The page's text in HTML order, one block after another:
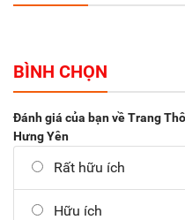
BÌNH CHỌN
Đánh giá của bạn về Trang
Hưng Yên
Rất hữu ích
Hữu ích